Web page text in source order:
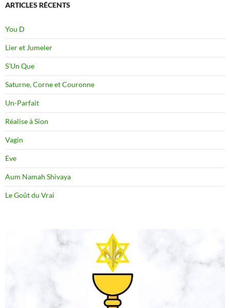
ARTICLES RÉCENTS
You D
Lier et Jumeler
S’Un Que
Saturne, Corne et Couronne
Un-Parfait
Réalise à Sion
Vagin
Eve
Aum Namah Shivaya
Le Goût du Vrai